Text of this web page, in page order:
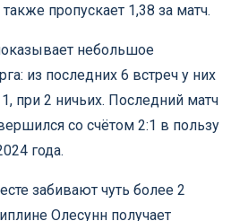
пропускает 1,38 за матч.
небольшое
из последних 6 встреч у них
при 2 ничьих. Последний матч
со счётом 2:1 в пользу
года.
забивают чуть более 2
Олесунн получает